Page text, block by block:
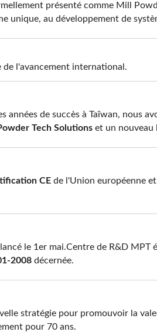
présenté comme Mill
unique, au développement de
de l'avancement international.
années de succès à Taïwan, nous
Tech Solutions et un nouveau
CE de l'Union européenne
lancé le 1er mai.Centre de R&D
2008 décernée.
stratégie pour promouvoir la
pour 70 ans.